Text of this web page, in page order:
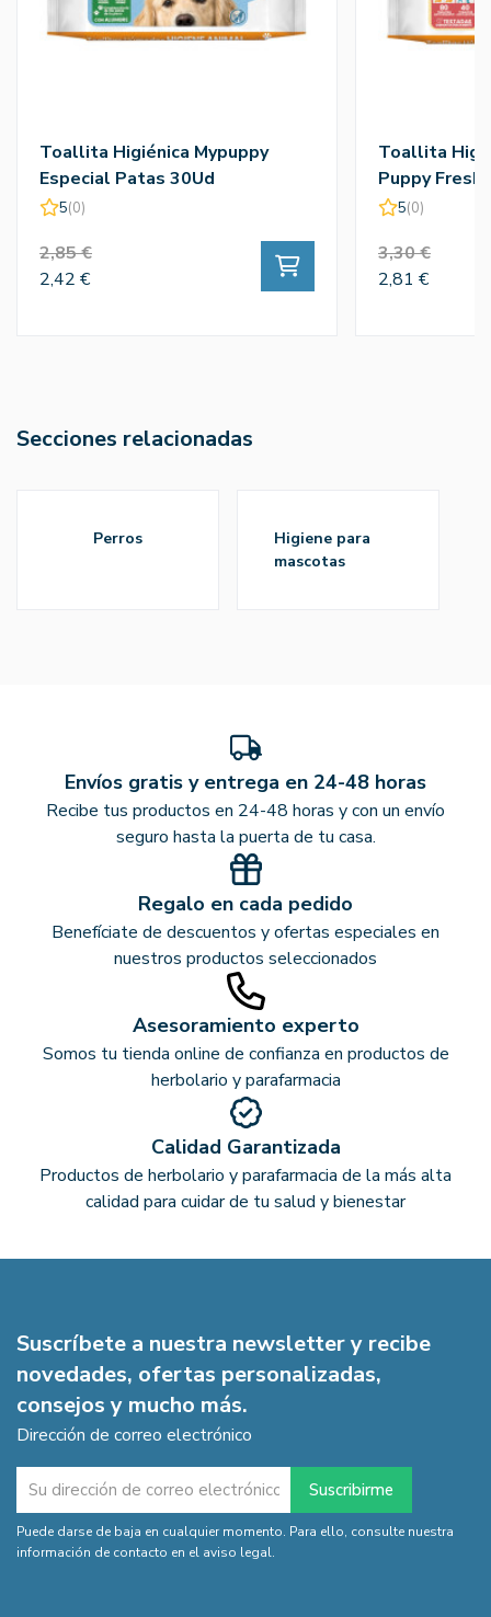
Toallita Higiénica Mypuppy
Especial Patas 30Ud
5(0)
2,85 €
2,42 €
Toallita
Puppy Fresh
5(0)
3,30 €
2,81 €
Secciones relacionadas
perros
higiene para
mascotas
Envíos gratis y entrega en 24-48 horas
Recibe tus productos en 24-48 horas y con un envío
seguro hasta la puerta de tu casa.
Regalo en cada pedido
Benefíciate de descuentos y ofertas especiales en
nuestros productos seleccionados
Asesoramiento experto
Somos tu tienda online de confianza en productos de
herbolario y parafarmacia
Calidad Garantizada
Productos de herbolario y parafarmacia de la más alta
calidad para cuidar de tu salud y bienestar
Suscríbete a nuestra newsletter y recibe
novedades, ofertas personalizadas,
consejos y mucho más.
Dirección de correo electrónico
Puede darse de baja en cualquier momento. Para ello, consulte nuestra
información de contacto en el aviso legal.